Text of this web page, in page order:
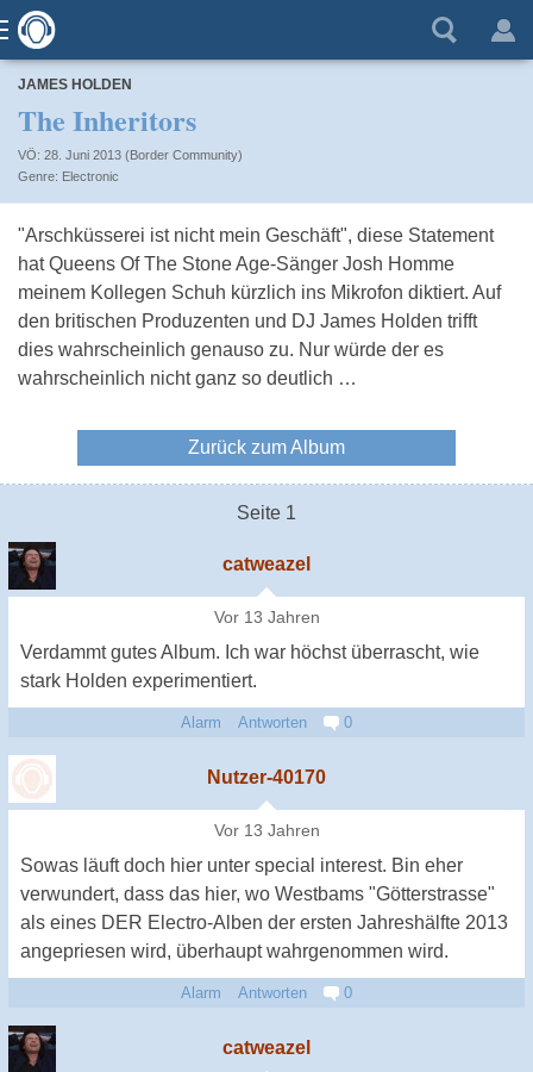
JAMES HOLDEN
The Inheritors
VÖ: 28. Juni 2013 (Border Community)
Electronic
"Arschküsserei ist nicht mein Geschäft", diese Statement
hat Queens Of The Stone Age-Sänger Josh Homme
meinem Kollegen Schuh kürzlich ins Mikrofon diktiert. Auf
den britischen Produzenten und DJ James Holden trifft
dies wahrscheinlich genauso zu. Nur würde der es
wahrscheinlich nicht ganz so deutlich …
Zurück zum Album
Seite 1
catweazel
Vor 13 Jahren
Verdammt gutes Album. Ich war höchst überrascht, wie
stark Holden experimentiert.
Alarm Antworten 0
Nutzer-40170
Vor 13 Jahren
Sowas läuft doch hier unter special interest. Bin eher
verwundert, dass das hier, wo Westbams "Götterstrasse"
als eines DER Electro-Alben der ersten Jahreshälfte 2013
angepriesen wird, überhaupt wahrgenommen wird.
Alarm Antworten 0
catweazel